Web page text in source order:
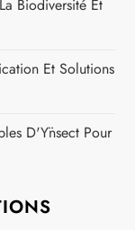
Biodiversité Et
Et Solutions
D'Ÿnsect Pour